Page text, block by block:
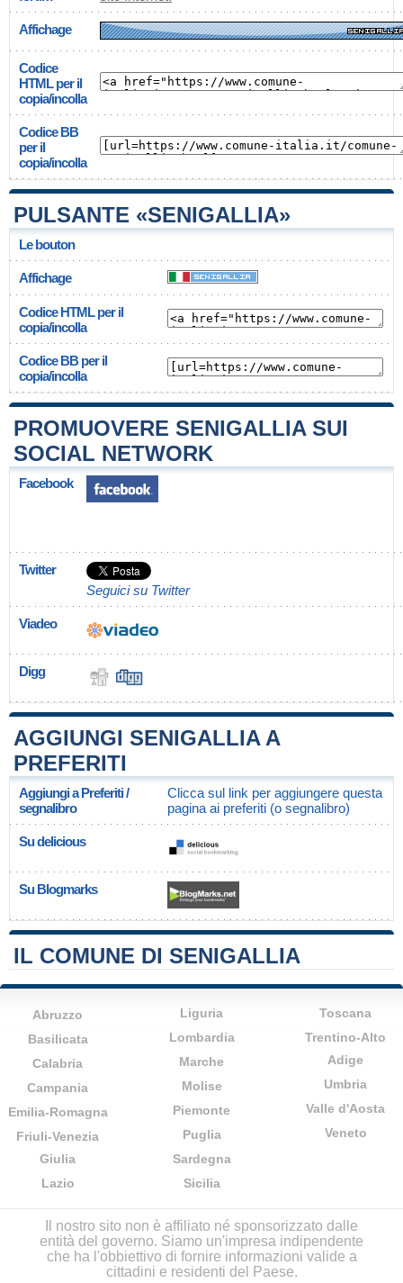
Affichage
Codice
HTML per il
copia/incolla
Codice BB
per il
copia/incolla
PULSANTE «SENIGALLIA»
Le bouton
Affichage
Codice HTML per il
copia/incolla
Codice BB per il
copia/incolla
PROMUOVERE SENIGALLIA SUI
SOCIAL NETWORK
Facebook
Twitter
Seguici su Twitter
Viadeo
Digg
AGGIUNGI SENIGALLIA A
PREFERITI
Aggiungi a Preferiti /
segnalibro
Clicca sul link per aggiungere questa
pagina ai preferiti (o segnalibro)
Su delicious
Su Blogmarks
IL COMUNE DI SENIGALLIA
Abruzzo
Basilicata
Calabria
Campania
Emilia-Romagna
Friuli-Venezia
Giulia
Lazio
Liguria
Lombardia
Marche
Molise
Piemonte
Puglia
Sardegna
Sicilia
Toscana
Trentino-Alto
Adige
Umbria
Valle d'Aosta
Veneto
Il nostro sito non è affiliato né sponsorizzato dalle
entità del governo. Siamo un'impresa indipendente
che ha l'obbiettivo di fornire informazioni valide a
cittadini e residenti del Paese.